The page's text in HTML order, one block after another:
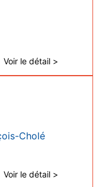
Voir le détail >
Cholé
Voir le détail >